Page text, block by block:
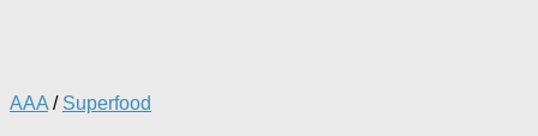
AAA / Superfood